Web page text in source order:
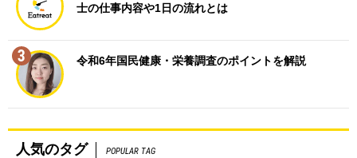
士の仕事内容や1日の流れとは
3 令和6年国民健康・栄養調査のポイントを解説
人気のタグ POPULAR TAG